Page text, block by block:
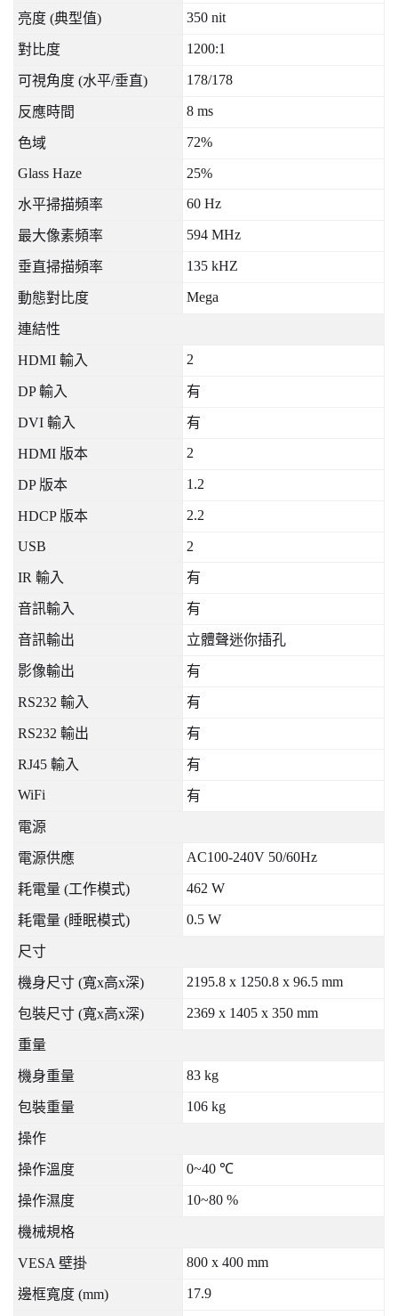
亮度 (典型值) 350 nit
對比度 1200:1
可視角度 (水平/垂直) 178/178
反應時間 8 ms
色域 72%
Glass Haze 25%
水平掃描頻率 60 Hz
最大像素頻率 594 MHz
垂直掃描頻率 135 kHZ
動態對比度 Mega
連結性
HDMI 輸入 2
DP輸入 有
DVI 輸入 有
HDMI 版本 2
DP 版本 1.2
HDCP 版本 2.2
USB 2
IR 輸入 有
音訊輸入 有
音訊輸出 立體聲迷你插孔
影像輸出 有
RS232 輸入 有
RS232 輸出 有
RJ45 輸入
有
WiFi
有
電源
電源供應 AC100-240V 50/60Hz
耗電量 (工作模式) 462 W
耗電量 (睡眠模式) 0.5 W
尺寸
機身尺寸 (寬x高x深) 2195.8 x 1250.8 x 96.5 mm
包裝尺寸 (寬x高x深) 2369 x 1405 x 350 mm
重量
機身重量 83 kg
包裝重量 106 kg
操作
操作溫度 0~40 ℃
操作濕度 10~80 %
機械規格
VESA 壁掛 800 x 400 mm
邊框寬度 (mm) 17.9